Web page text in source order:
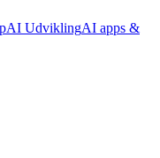
AI UdviklingAI apps &